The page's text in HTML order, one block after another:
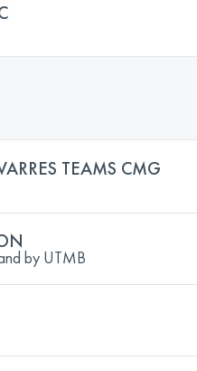
TEAMS CMG
by UTMB